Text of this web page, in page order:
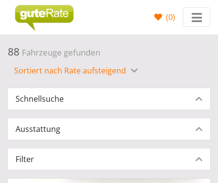
(0)
88 Fahrzeuge gefunden
Sortiert nach Rate aufsteigend
Schnellsuche
Ausstattung
Filter